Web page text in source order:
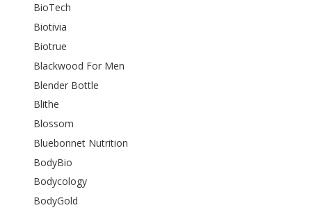
BioTech
Biotivia
Biotrue
Blackwood For Men
Blender Bottle
Blithe
Blossom
Bluebonnet Nutrition
BodyBio
Bodycology
BodyGold